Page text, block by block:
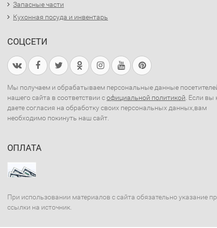
Запасные части
Кухонная посуда и инвентарь
СОЦСЕТИ
Мы получаем и обрабатываем персональные данные
нашего сайта в соответствии софициальной политикой . Если вы
даете согласия на обработку своих персональных данных,вам
необходимо покинуть наш сайт.
ОПЛАТА
При использовании материалов с сайта обязательно указание
ссылки на источник.